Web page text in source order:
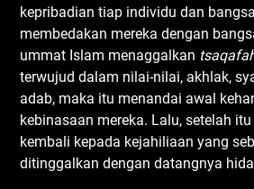
kepribadian tiap individu dan
membedakan mereka dengan
ummat Islam menaggalkan
terwujud dalam nilai-nilai, akhlak,
adab, maka itu menandai awal
kebinasaan mereka. Lalu, setelah
kembali kepada kejahiliaan yang
ditinggalkan dengan datangnya